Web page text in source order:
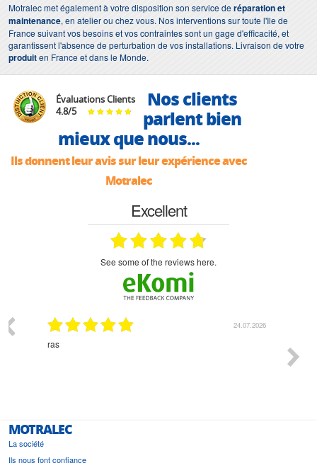
Motralec met également à votre disposition son service deréparation et
maintenance, en atelier ou chez vous. Nos interventions sur toute l'Ile de
France suivant vos besoins et vos contraintes sont un gage d'efficacité, et
garantissent l'absence de perturbation de vos installations. Livraison de votre
produiten France et dans le Monde.
Évaluations Clients
4.8/5
Nos clients
parlent bien
mieux que nous...
Ils donnent leur avis sur leur expérience avec
Motralec
Excellent
see some of the reviews here.
24.07.2026
ras
MOTRALEC
La société
Ils nous font confiance